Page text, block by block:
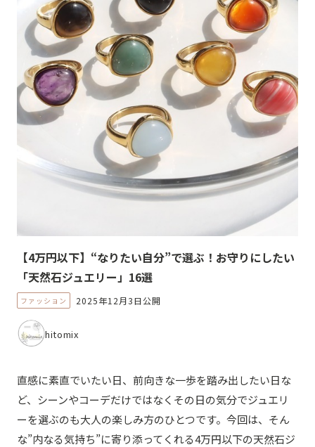
【4万円以下】“なりたい自分”で選ぶ！お守りにしたい
「天然石ジュエリー」16選
ファッション 2025年12月3日公開
hitomix
直感に素直でいたい日、前向きな一歩を踏み出したい日な
ど、シーンやコーデだけではなくその日の気分でジュエリ
ーを選ぶのも大人の楽しみ方のひとつです。今回は、そん
な”内なる気持ち”に寄り添ってくれる4万円以下の天然石ジ